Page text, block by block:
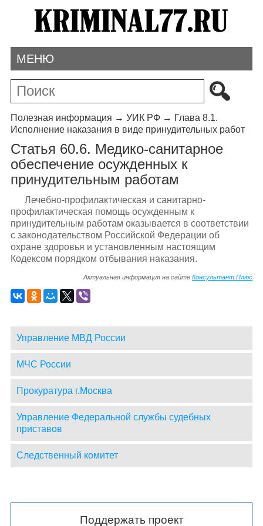
МЕНЮ
Полезная информация → УИК РФ→ Глава 8.1.
Исполнение наказания в виде принудительных работ
Статья 60.6. Медико-санитарное
обеспечение осужденных к
принудительным работам
Лечебно-профилактическая и санитарно-
профилактическая помощь осужденным к
принудительным работам оказывается в соответствии
с законодательством Российской Федерации об
охране здоровья и установленным настоящим
Кодексом порядком отбывания наказания.
Актуальная информация на сайтеКонсультант Плюс
Управление МВД России
МЧС России
Прокуратура г.Москва
Управление Федеральной службы судебных
приставов
Следственный комитет
Поддержать проект